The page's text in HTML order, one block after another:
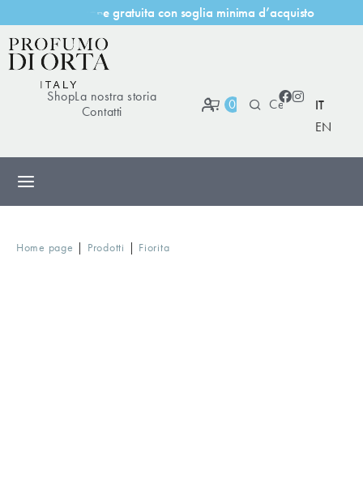
e g ratuita con soglia minima d’acquisto
ShopLa nostra storia
Contatti
0
IT
EN
Home page | Prodotti | Fiorita